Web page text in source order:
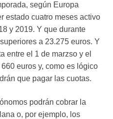
según Europa
estado cuatro meses activo
y 2019. Y que durante
a 23.275 euros. Y
entre el 1 de marzso y el
euros y, como es lógico
que pagar las cuotas.
podrán cobrar la
o, por ejemplo, los